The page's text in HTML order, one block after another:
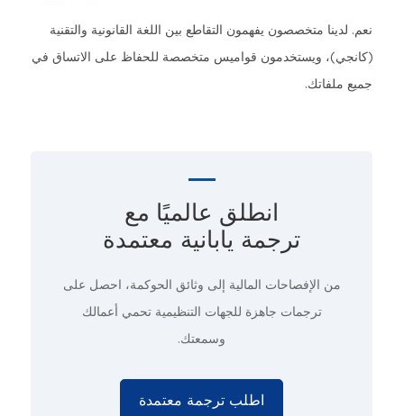
نعم. لدينا متخصصون يفهمون التقاطع بين اللغة القانونية والتقنية
(كانجي)، ويستخدمون قواميس متخصصة للحفاظ على الاتساق في
جميع ملفاتك.
انطلق عالميًا مع
ترجمة يابانية معتمدة
من الإفصاحات المالية إلى وثائق الحوكمة، احصل على
ترجمات جاهزة للجهات التنظيمية تحمي أعمالك
وسمعتك.
اطلب ترجمة معتمدة